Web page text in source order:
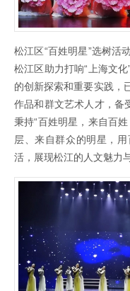
松江区“百姓明星”选树活
松江区助力打响“上海文
的创新探索和重要实践，
作品和群文艺术人才，备
秉持“百姓明星，来自百
层、来自群众的明星，
活，展现松江的人文魅力